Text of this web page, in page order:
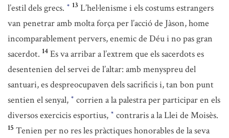
l’estil dels grecs. * 13 L’hel·lenisme i els costums estrangers
van penetrar amb molta força per l’acció de Jàson, home
incomparablement pervers, enemic de Déu i no pas gran
sacerdot. 14 Es va arribar a l’extrem que els sacerdots es
desentenien del servei de l’altar: amb menyspreu del
santuari, es despreocupaven dels sacrificis i, tan bon punt
sentien el senyal, * corrien a la palestra per participar en els
diversos exercicis esportius, * contraris a la Llei de Moisès.
15 Tenien per no res les pràctiques honorables de la seva